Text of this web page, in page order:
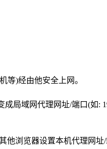
等)经由他安全上网。
局域网代理网址/端口(如:
浏览器设置本机代理网址